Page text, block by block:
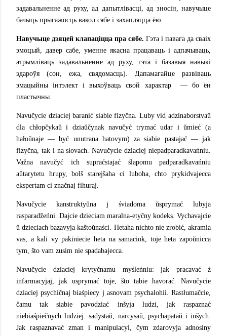
задавальненне ад руху, ад дапытлівасці, ад зносін, навучыце
бачыць прыгажосць вакол сябе і захапляцца ёю.
Навучыце дзяцей клапаціцца пра сябе. Гэта і павага да сваіх
эмоцый, давер сабе, уменне якасна працаваць і адпачываць,
атрымліваць задавальненне ад руху, гэта і базавыя навыкі
здароўя (сон, ежа, свядомасць). Дапамагайце развіваць
эмацыйны інтэлект і выхоўваць свой характар ​​ — бо ён
пластычны.
Navučycie dziaciej baranić siabie fizyčna. Luby vid adzinaborstvaŭ
dla chłopčykaŭ i dziaŭčynak navučyć trymać udar i ŭmieć (a
hałoŭnaje — być unutrana hatovym) za siabie pastajać — jak
fizyčna, tak i na słovach. Navučycie dziaciej niepadparadkavańniu.
Važna navučyć ich supraćstajać ślapomu padparadkavańniu
aŭtarytetu hrupy, bolš starejšaha ci luboha, chto prykidvajecca
ekspertam ci značnaj fihuraj.
Navučycie kanstruktyŭna j śviadoma ŭsprymać lubyja
rasparadžeńni. Dajcie dzieciam maralna-etyčny kodeks. Vychavajcie
ŭ dzieciach bazavyja kaštoŭnaści. Hetaha nichto nie zrobić, akramia
vas, a kali vy pakiniecie heta na samaciok, toje heta zapoŭnicca
tym, što vam zusim nie spadabajecca.
Navučycie dziaciej krytyčnamu myśleńniu: jak pracavać ź
infarmacyjaj, jak usprymać toje, što tabie havorać. Navučycie
dziaciej psychičnaj biaśpiecy j asnovam psychalohii. Rastłumačcie,
čamu tak siabie pavodziać inšyja ludzi, jak raspaznać
niebiaśpiečnych ludziej: sadystaŭ, narcysaŭ, psychapataŭ i inšych.
Jak raspaznavać zman i manipulacyi, čym zdarovyja adnosiny